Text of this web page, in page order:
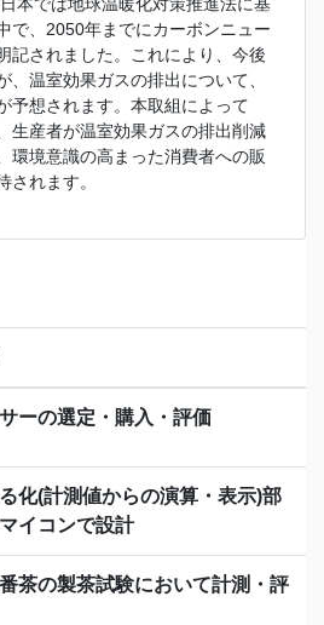
で、2050年までにカーボンニュー
記されました。これにより、今後
、温室効果ガスの排出について、
予想されます。本取組によって
生産者が温室効果ガスの排出削減
環境意識の高まった消費者への販
されます。
ーの選定・購入・評価
化(計測値からの演算・表示)部
イコンで設計
茶の製茶試験において計測・評